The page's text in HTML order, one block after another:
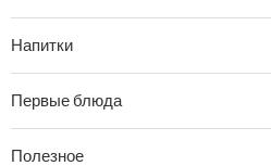
Напитки
Первые блюда
Полезное